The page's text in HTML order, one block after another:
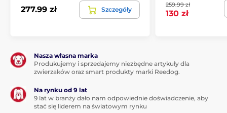
Zdejmowany pokrowiec z możliwością prania
Certyfikaty OEKO-TEX
Gruba i równomierna wyściółka
277.99 zł Szczegóły
259.99 zł
130 zł
Nasza własna marka
Produkujemy i sprzedajemy niezbędne artykuły dla
zwierzaków oraz smart produkty marki Reedog.
Na rynku od 9 lat
9 lat w branży dało nam odpowiednie doświadczenie, aby
stać się liderem na światowym rynku